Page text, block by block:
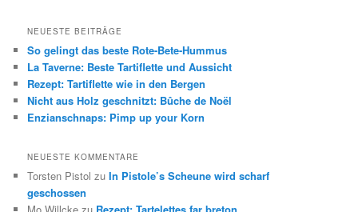
NEUESTE BEITRÄGE
So gelingt das beste Rote-Bete-Hummus
La Taverne: Beste Tartiflette und Aussicht
Rezept: Tartiflette wie in den Bergen
Nicht aus Holz geschnitzt: Bûche de Noël
Enzianschnaps: Pimp up your Korn
NEUESTE KOMMENTARE
Torsten Pistol zuIn Pistole’s Scheune wird scharf
geschossen